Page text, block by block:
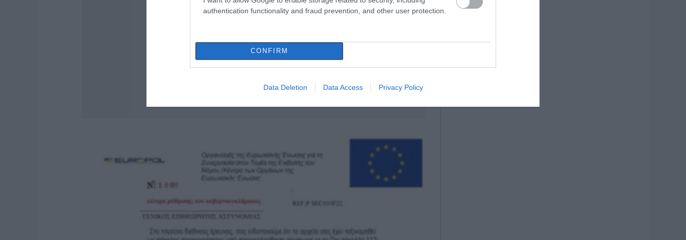
authentication functionality and fraud prevention, and other user protection.
CONFIRM
Data Deletion Data Access Privacy Policy